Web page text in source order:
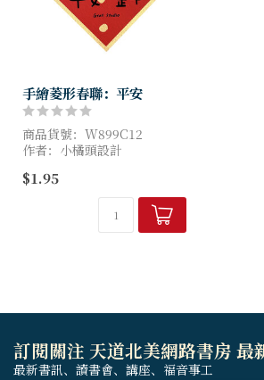
手繪菱形春聯：平安
商品貨號：W899C12
作者：小橘頭設計
$1.95
訂閱關注 天道北美網路書房 最
最新書訊、讀書會、講座、福音事工